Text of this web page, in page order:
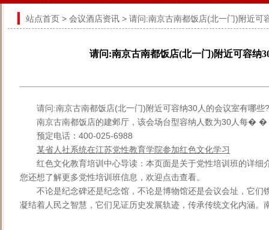
站点首页 > 会议酒店资讯 > 请问:南京古南都饭店(北一门)附近可
请问:南京古南都饭店(北一门)附近可容纳
请问:南京古南都饭店(北一门)附近可容纳30人的会议室有哪些?
南京古南都饭店的建邺厅，该会场台型容纳人数为30人每� �
预定电话：400-025-6988
某省人社系统在江苏党性教育学院参加红色文化学习
红色文化教育培训中心导读：本页面是关于党性培训班的详细
您还想了解更多党性培训班信息，欢迎点击查看。
不论是纪念碑还是纪念馆，不论是博物馆还是会议会址，它们
凝结着人民之智慧，它们见证历史发展轨迹，传承传统文化内涵。